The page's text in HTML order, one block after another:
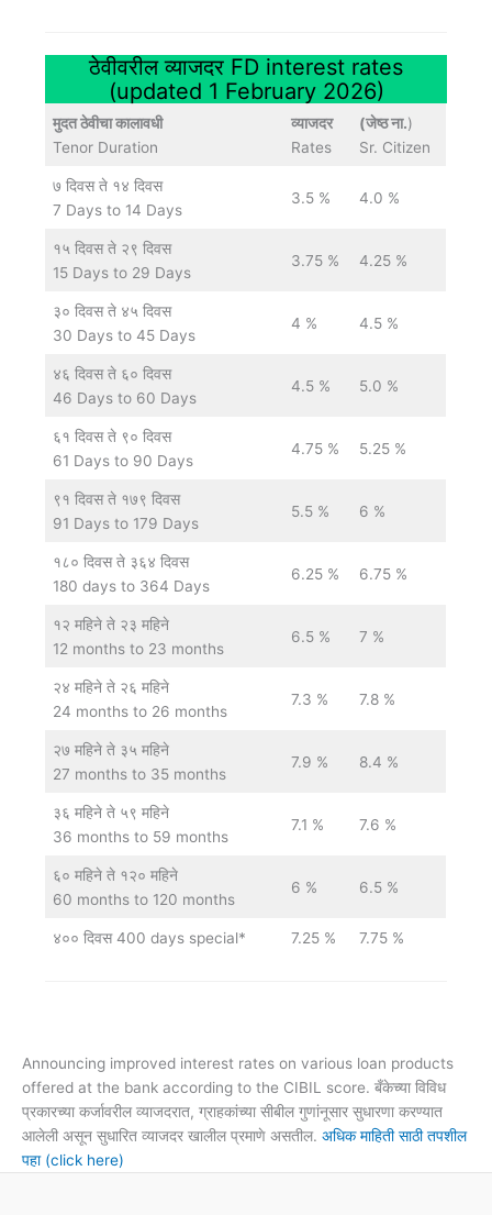
ठेवीवरील व्याजदर FD interest rates
(updated 1 February 2026)
मुदत ठेवीचा कालावधी
Tenor Duration
व्याजदर
Rates
(जेष्ठ ना.)
Sr. Citizen
७ दिवस ते १४ दिवस
7 Days to 14 Days
3.5 % 4.0 %
१५ दिवस ते २९ दिवस
15 Days to 29 Days
3.75 % 4.25 %
३० दिवस ते ४५ दिवस
30 Days to 45 Days
4 % 4.5 %
४६ दिवस ते ६० दिवस
46 Days to 60 Days
4.5 % 5.0 %
६१ दिवस ते ९० दिवस
61 Days to 90 Days
4.75 % 5.25 %
९१ दिवस ते १७९ दिवस
91 Days to 179 Days
5.5 % 6 %
१८० दिवस ते ३६४ दिवस
180 days to 364 Days
6.25 % 6.75 %
१२ महिने ते २३ महिने
12 months to 23 months
6.5 % 7 %
२४ महिने ते २६ महिने
24 months to 26 months
7.3 % 7.8 %
२७ महिने ते ३५ महिने
27 months to 35 months
7.9 % 8.4 %
३६ महिने ते ५९ महिने
36 months to 59 months
7.1 % 7.6 %
६० महिने ते १२० महिने
60 months to 120 months
6 % 6.5 %
४०० दिवस 400 days special* 7.25 % 7.75 %
Announcing improved interest rates on various loan products
offered at the bank according to the CIBIL score. बँकेच्या विविध
प्रकारच्या कर्जावरील व्याजदरात, ग्राहकांच्या सीबील गुणांनूसार सुधारणा करण्यात
आलेली असून सुधारित व्याजदर खालील प्रमाणे असतील. अधिक माहिती साठी तपशील
पहा (click here)